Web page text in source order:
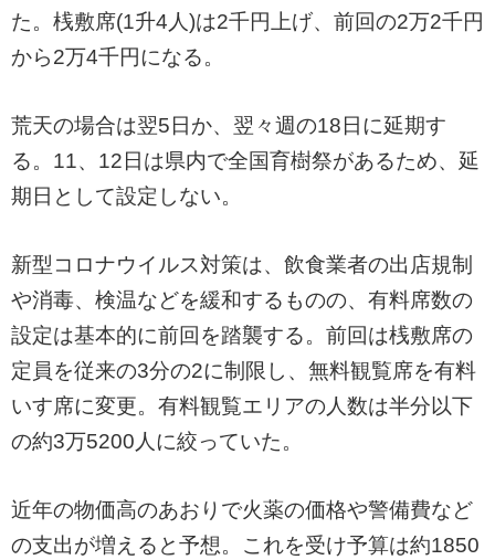
た。桟敷席(1升4人)は2千円上げ、前回の2万2千円
から2万4千円になる。
荒天の場合は翌5日か、翌々週の18日に延期す
る。11、12日は県内で全国育樹祭があるため、延
期日として設定しない。
新型コロナウイルス対策は、飲食業者の出店規制
や消毒、検温などを緩和するものの、有料席数の
設定は基本的に前回を踏襲する。前回は桟敷席の
定員を従来の3分の2に制限し、無料観覧席を有料
いす席に変更。有料観覧エリアの人数は半分以下
の約3万5200人に絞っていた。
近年の物価高のあおりで火薬の価格や警備費など
の支出が増えると予想。これを受け予算は約1850